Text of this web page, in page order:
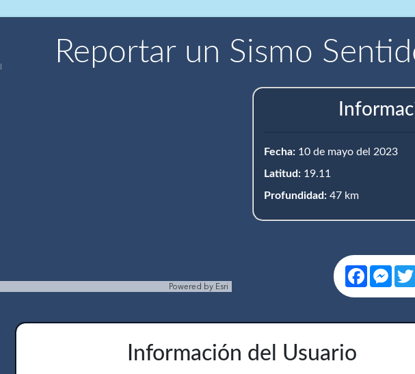
Reportar un Sismo
Powered by Esri
Fecha: 10 de mayo del 2023
Latitud: 19.11
Profundidad: 47 km
Facebook
Información del Usuario